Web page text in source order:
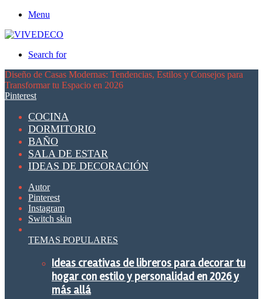
Menu
Search for
Diseño de Casas Modernas: Tendencias, Estilos y Consejos para
Transformar tu Espacio en 2026
Pinterest
COCINA
DORMITORIO
BAÑO
SALA DE ESTAR
IDEAS DE DECORACIÓN
Autor
Pinterest
Instagram
Switch skin
TEMAS POPULARES
Ideas creativas de libreros para decorar tu
hogar con estilo y personalidad en 2026 y
más allá